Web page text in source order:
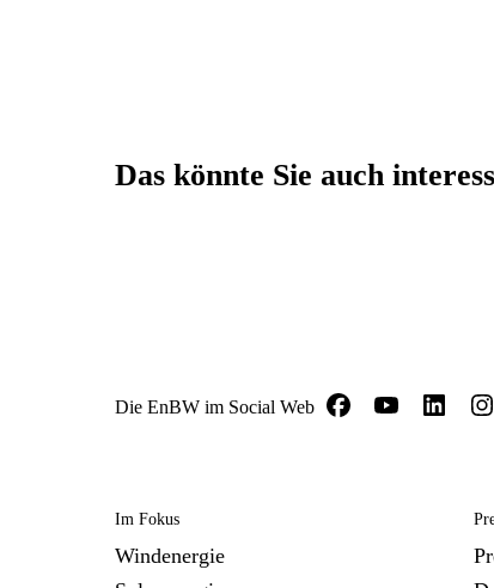
Das könnte Sie auch
Die EnBW im Social Web
Im Fokus
Windenergie